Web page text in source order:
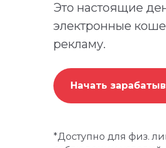
Начать
Это настоящие
электронные
рекламу.
*Доступно для физ.